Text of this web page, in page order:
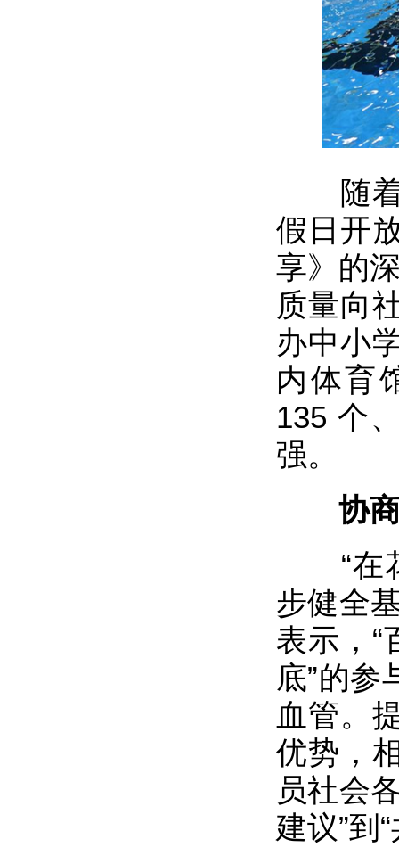
随着
假日开
享》的
质量向
办中小
内体育
135 个
强。
协商
“在花
步健全
表示，“
底”的参
血管。
优势，
员社会
建议”到